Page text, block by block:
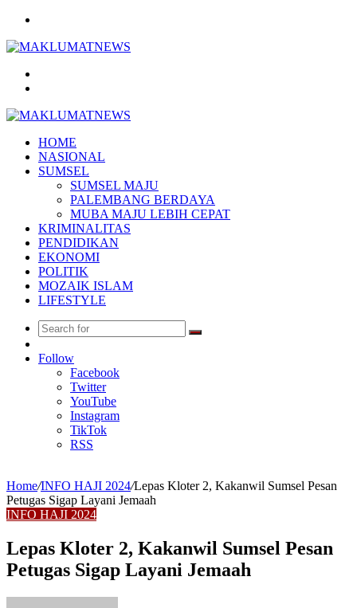
HOME
NASIONAL
SUMSEL
SUMSEL MAJU
PALEMBANG BERDAYA
MUBA MAJU LEBIH CEPAT
KRIMINALITAS
PENDIDIKAN
EKONOMI
POLITIK
MOZAIK ISLAM
LIFESTYLE
Search
Article
Follow
Facebook
Twitter
YouTube
Instagram
TikTok
RSS
Home/INFO HAJI 2024/Lepas Kloter 2, Kakanwil Sumsel Pesan
Petugas Sigap Layani Jemaah
INFO HAJI 2024
Lepas Kloter 2, Kakanwil Sumsel Pesan
Petugas Sigap Layani Jemaah